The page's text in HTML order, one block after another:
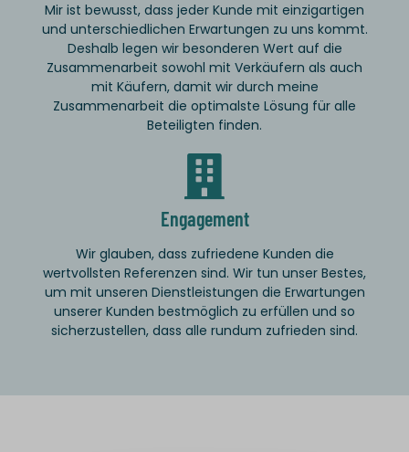
Mir ist bewusst, dass jeder Kunde mit einzigartigen
und unterschiedlichen Erwartungen zu uns kommt.
Deshalb legen wir besonderen Wert auf die
Zusammenarbeit sowohl mit Verkäufern als auch
mit Käufern, damit wir durch meine
Zusammenarbeit die optimalste Lösung für alle
Beteiligten finden.
Engagement
Wir glauben, dass zufriedene Kunden die
wertvollsten Referenzen sind. Wir tun unser Bestes,
um mit unseren Dienstleistungen die Erwartungen
unserer Kunden bestmöglich zu erfüllen und so
sicherzustellen, dass alle rundum zufrieden sind.